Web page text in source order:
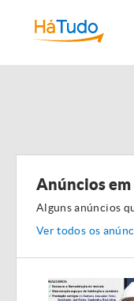
Anúncios
Alguns anúncios
Ver todos os